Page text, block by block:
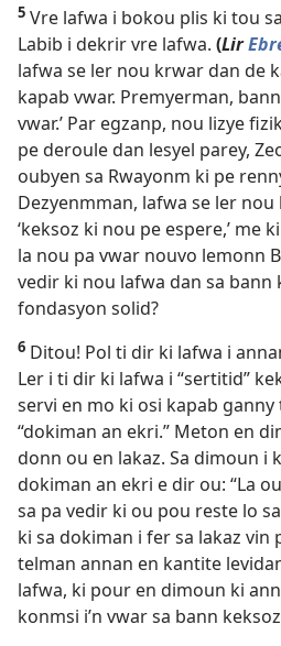
5 Vre lafwa i bokou plis ki tou
Labib i dekrir vre lafwa. (Lir
lafwa se ler nou krwar dan de
kapab vwar. Premyerman,
vwar.’ Par egzanp, nou lizye
pe deroule dan lesyel parey,
oubyen sa Rwayonm ki pe
Dezyenmman, lafwa se ler
‘keksoz ki nou pe espere,’ me
la nou pa vwar nouvo lemonn
vedir ki nou lafwa dan sa bann
fondasyon solid?
6 Ditou! Pol ti dir ki lafwa i
Ler i ti dir ki lafwa i “sertitid”
servi en mo ki osi kapab
“dokiman an ekri.” Meton en
donn ou en lakaz. Sa dimoun i
dokiman an ekri e dir ou: “La
sa pa vedir ki ou pou reste lo
ki sa dokiman i fer sa lakaz vin
telman annan en kantite
lafwa, ki pour en dimoun ki
konmsi i’n vwar sa bann